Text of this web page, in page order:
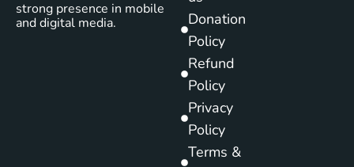
strong presence in mobile
and digital media.
Donation
Policy
Refund
Policy
Privacy
Policy
Terms &